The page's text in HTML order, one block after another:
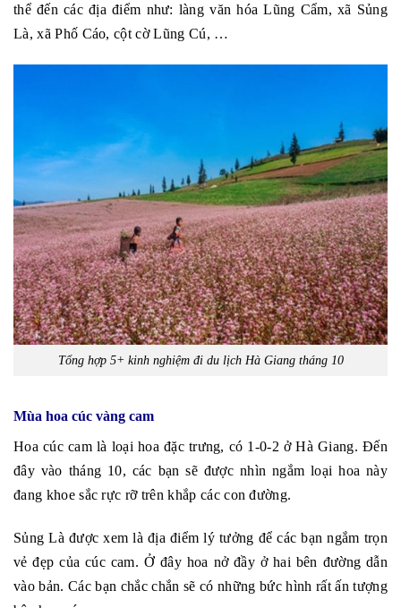
thể đến các địa điểm như: làng văn hóa Lũng Cẩm, xã Sủng
Là, xã Phố Cáo, cột cờ Lũng Cú, …
Tổng hợp 5+ kinh nghiệm đi du lịch Hà Giang tháng 10
Mùa hoa cúc vàng cam
Hoa cúc cam là loại hoa đặc trưng, có 1-0-2 ở Hà Giang. Đến
đây vào tháng 10, các bạn sẽ được nhìn ngắm loại hoa này
đang khoe sắc rực rỡ trên khắp các con đường.
Sủng Là được xem là địa điểm lý tưởng để các bạn ngắm trọn
vẻ đẹp của cúc cam. Ở đây hoa nở đầy ở hai bên đường dẫn
vào bản. Các bạn chắc chắn sẽ có những bức hình rất ấn tượng